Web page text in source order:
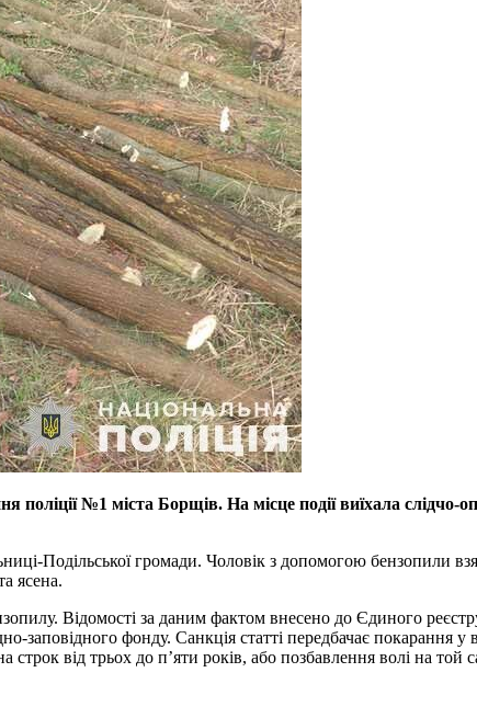
№1 міста Борщів. На місце події виїхала слідчо-
Подільської громади. Чоловік з допомогою бензопили
ясена.
Відомості за даним фактом внесено до Єдиного
заповідного фонду. Санкція статті передбачає покарання у
від трьох до п’яти років, або позбавлення волі на той